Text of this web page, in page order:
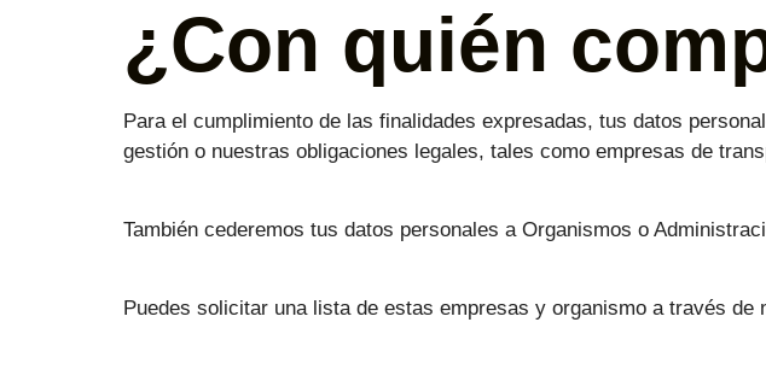
¿Con quién
Para el cumplimiento de las finalidades expresadas, tus datos
gestión o nuestras obligaciones legales, tales como empresas de
También cederemos tus datos personales a Organismos o
Puedes solicitar una lista de estas empresas y organismo a través